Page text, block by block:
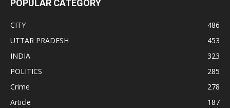
POPULAR CATEGORY
CITY
486
UTTAR PRADESH
453
INDIA
323
POLITICS
285
Crime
278
Article
187